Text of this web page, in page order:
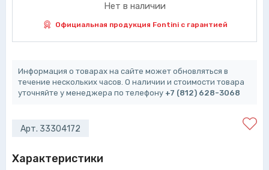
Нет в наличии
Официальная продукция Fontini с гарантией
Информация о товарах на сайте может обновляться в
течение нескольких часов. О наличии и стоимости товара
уточняйте у менеджера по телефону +7 (812) 628-3068
Арт. 33304172
Характеристики